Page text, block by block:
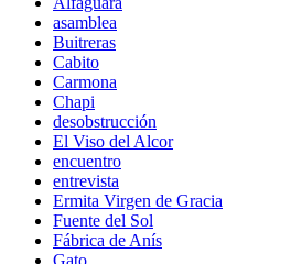
asamblea
Buitreras
Cabito
Carmona
Chapi
desobstrucción
El Viso del Alcor
encuentro
entrevista
Ermita Virgen de Gracia
Fuente del Sol
Fábrica de Anís
Gato